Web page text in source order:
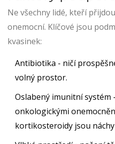
Ne všechny lidé, kteří
onemocní. Klíčové jsou
kvasinek:
Antibiotika - ničí
volný prostor.
Oslabený imunitní systém
onkologickými
kortikosteroidy jsou